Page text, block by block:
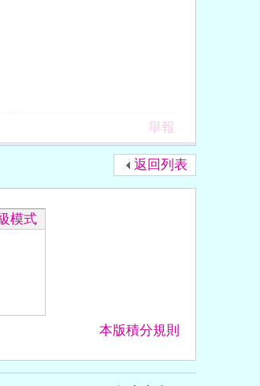
舉報
返回列表
模式
本版積分規則